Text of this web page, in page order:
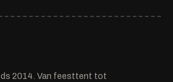
2014. Van feesttent tot